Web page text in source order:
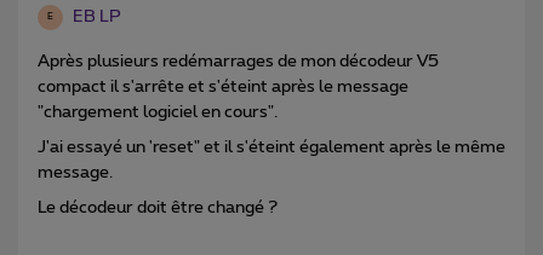
E EB LP
Après plusieurs redémarrages de mon décodeur V5
compact il s'arrête et s'éteint après le message
"chargement logiciel en cours".
J'ai essayé un 'reset" et il s'éteint également après le même
message.
Le décodeur doit être changé ?